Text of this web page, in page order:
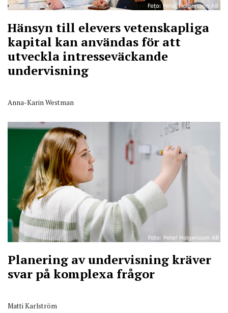
Hänsyn till elevers vetenskapliga
kapital kan användas för att
utveckla intresseväckande
undervisning
Anna-Karin Westman
Planering av undervisning kräver
svar på komplexa frågor
Matti Karlström